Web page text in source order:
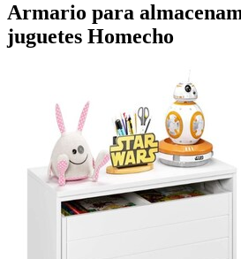
Armario para
juguetes Homecho